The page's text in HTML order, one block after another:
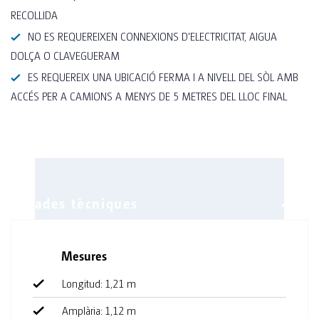
RECOLLIDA
NO ES REQUEREIXEN CONNEXIONS D'ELECTRICITAT, AIGUA
DOLÇA O CLAVEGUERAM
ES REQUEREIX UNA UBICACIÓ FERMA I A NIVELL DEL SÒL AMB
ACCÉS PER A CAMIONS A MENYS DE 5 METRES DEL LLOC FINAL
Mesures
Longitud: 1,21 m
Amplària: 1,12 m
Equipament
Ganxo per a l'abric
Urinari